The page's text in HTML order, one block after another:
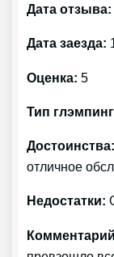
Дата отзыва:
Дата заезда:
Оценка: 5
Тип
Достоинства:
отличное
Недостатки: